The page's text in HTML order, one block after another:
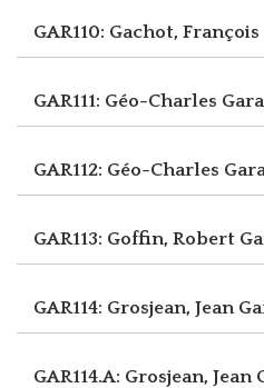
GAR110: Gachot, François
GAR111: Géo-Charles
GAR112: Géo-Charles
GAR113: Goffin, Robert
GAR114: Grosjean, Jean
GAR114.A: Grosjean, Jean